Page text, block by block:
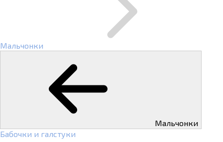
Мальчонки
Мальчонки
Бабочки и галстуки